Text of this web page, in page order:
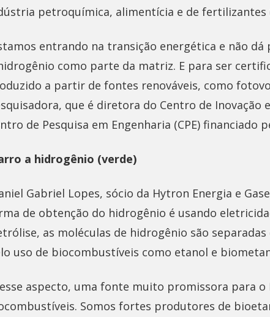
petroquímica, alimentícia e de fertilizantes
entrando na transição energética e não
como parte da matriz. E para ser
a partir de fontes renováveis, como
que é diretora do Centro de Inovação
de Pesquisa em Engenharia (CPE) financiado
a hidrogênio (verde)
Gabriel Lopes, sócio da Hytron Energia e
de obtenção do hidrogênio é usando
as moléculas de hidrogênio são
uso de biocombustíveis como etanol e
aspecto, uma fonte muito promissora para o
Somos fortes produtores de